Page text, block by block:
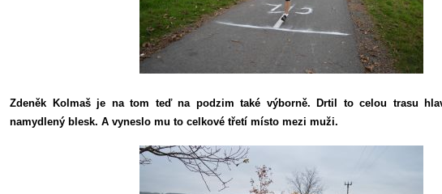
Zdeněk Kolmaš je na tom teď na podzim také výborně. Drtil to celou trasu
namydlený blesk. A vyneslo mu to celkové třetí místo mezi muži.